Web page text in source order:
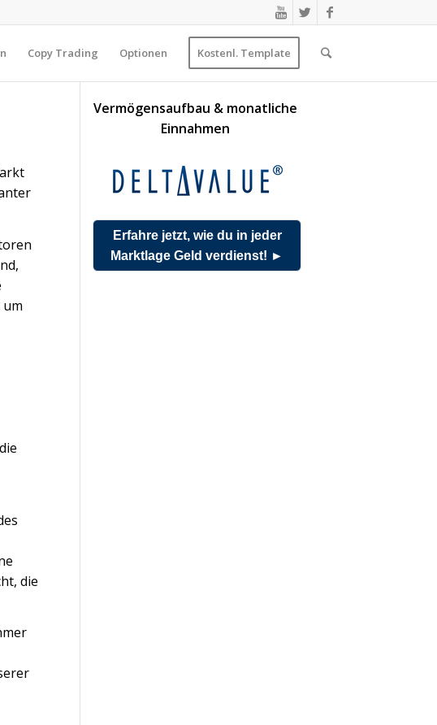
Copy Trading Optionen Kostenl. Template
die
Vermögensaufbau & monatliche
Einnahmen
Erfahre jetzt, wie du in jeder
Marktlage Geld verdienst! ►